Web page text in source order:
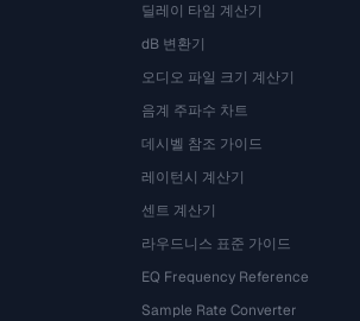
딜레이 타임 계산기
dB 변환기
오디오 파일 크기 계산기
음계 주파수 차트
데시벨 참조 가이드
레이턴시 계산기
센트 계산기
라우드니스 표준 가이드
EQ Frequency Reference
Sample Rate Converter